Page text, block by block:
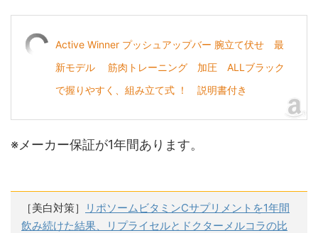
Active Winner プッシュアップバー 腕立て伏せ 最
新モデル 筋肉トレーニング 加圧 ALLブラック
で握りやすく、組み立て式 ！ 説明書付き
※メーカー保証が1年間あります。
［美白対策］
リポソームビタミンCサプリメントを1年間
飲み続けた結果、リプライセルとドクターメルコラの比